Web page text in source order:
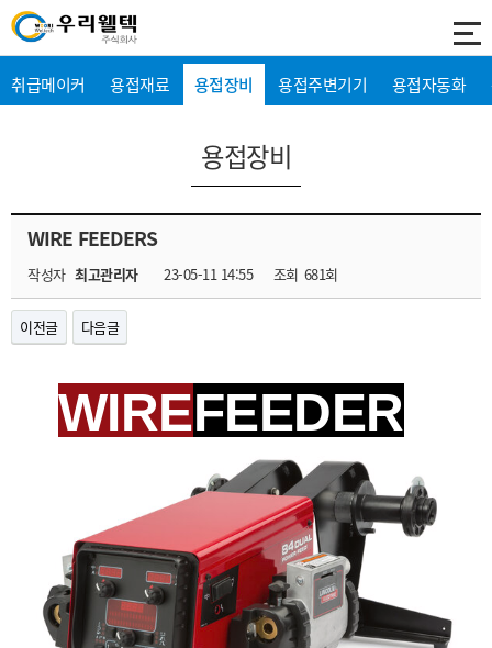
취급메이커 용접재료 용접장비 용접주변기기 용접자동화
용접장비
WIRE FEEDERS
작성자 최고관리자 23-05-11 14:55 조회 681회
이전글 다음글
WIREFEEDER